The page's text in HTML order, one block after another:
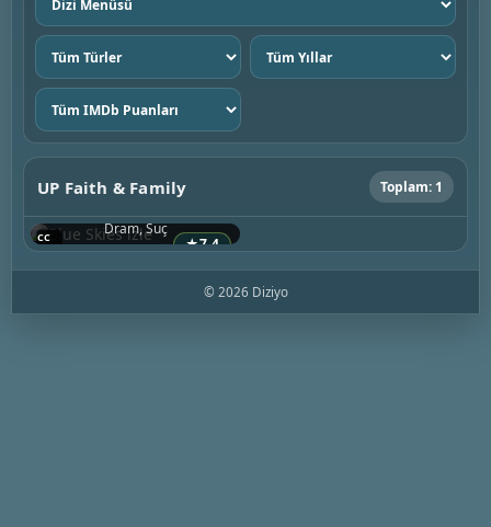
menüsü
Tür
seç
Yıl
seç
IMDb
puanı
seç
UP Faith & Family Toplam: 1
★7.4
Blue Skies
Dram, Suç
© 2026 Diziyo